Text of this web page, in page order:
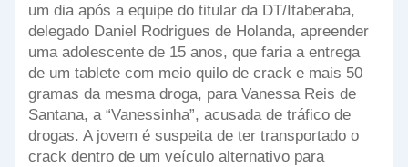
um dia após a equipe do titular da DT/Itaberaba,
delegado Daniel Rodrigues de Holanda, apreender
uma adolescente de 15 anos, que faria a entrega
de um tablete com meio quilo de crack e mais 50
gramas da mesma droga, para Vanessa Reis de
Santana, a “Vanessinha”, acusada de tráfico de
drogas. A jovem é suspeita de ter transportado o
crack dentro de um veículo alternativo para